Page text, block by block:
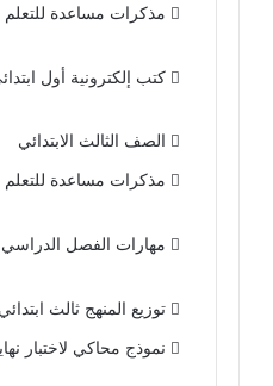
مذكرات مساعدة للتعلم
كتب إلكترونية أول
الصف الثالث الابتدائي
مذكرات مساعدة للتعلم
مهارات الفصل الدراسي
توزيع المنهج ثالث
نموذج محاكي لاختبار